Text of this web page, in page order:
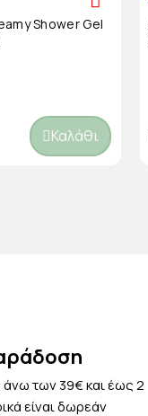
Shower Gel
Καλάθι
άνω των 39€ και έως 2
είναι δωρεάν